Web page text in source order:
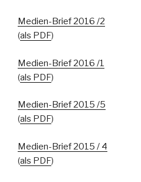
Medien-Brief 2016 /2
(als PDF)
Medien-Brief 2016 /1
(als PDF)
Medien-Brief 2015 /5
(als PDF)
Medien-Brief 2015 / 4
(als PDF)